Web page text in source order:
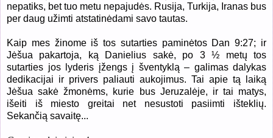
nepatiks, bet tuo metu nepajudės. Rusija, Turkija, Iranas bus
per daug užimti atstatinėdami savo tautas.
Kaip mes žinome iš tos sutarties paminėtos Dan 9:27; ir
Jėšua pakartoja, ką Danielius sakė, po 3 ½ metų tos
sutarties jos lyderis įžengs į šventyklą – galimas dalykas
dedikacijai ir privers paliauti aukojimus. Tai apie tą laiką
Jėšua sakė žmonėms, kurie bus Jeruzalėje, ir tai matys,
išeiti iš miesto greitai net nesustoti pasiimti išteklių.
Sekančią savaitę...